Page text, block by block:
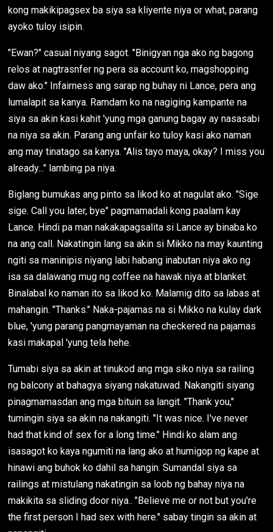
kong makikipagsex ba siya sa kliyente niya or what, parang
ayoko tuloy isipin.
"Ewan?" casual niyang sagot. "Binigyan nga ako ng bagong
relos at nagtrasnfer ng pera sa account ko, magshopping
daw ako." Infairness ang sarap ng buhay ni Lance, pera ang
lumalapit sa kanya. Ramdam ko na nagiging kampante na
siya sa akin kasi kahit 'yung mga ganung bagay ay nasasabi
na niya sa akin. Parang ang unfair ko tuloy kasi ako naman
ang may tinatago sa kanya. "Alis tayo maya, okay? I miss you
already..." lambing pa niya.
Biglang bumukas ang pinto sa likod ko at nagulat ako. "Sige
sige. Call you later, bye" pagmamadali kong paalam kay
Lance. Hindi pa man nakakapagsalita si Lance ay binaba ko
na ang call. Nakatingin lang sa akin si Mikko na may kaunting
ngiti sa maninipis niyang labi habang inabutan niya ako ng
isa sa dalawang mug ng coffee na hawak niya at blanket.
Binalabal ko naman ito sa likod ko. Malamig dito sa labas at
mahangin. "Thanks." Naka-pajamas na si Mikko na kulay dark
blue, 'yung parang pangmayaman na checkered na pajamas
kasi makapal 'yung tela hehe.
Tumabi siya sa akin at tinukod ang mga siko niya sa railing
ng balcony at bahagya siyang nakatuwad. Nakangiti siyang
pinagmamasdan ang mga bituin sa langit. "Thank you,"
tumingin siya sa akin na nakangiti. "It was nice. I've never
had that kind of sex for a long time." Hindi ko alam ang
isasagot ko kaya ngumiti na lang ako at humigop ng kape at
hinawi ang buhok ko dahil sa hangin. Sumandal siya sa
railings at mistulang nakatingin sa loob ng bahay niya na
makikita sa sliding door niya.. "Believe me or not but you're
the first person I had sex with here." sabay tingin sa akin at